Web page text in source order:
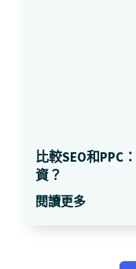
比較SEO和PPC
資？
閱讀更多